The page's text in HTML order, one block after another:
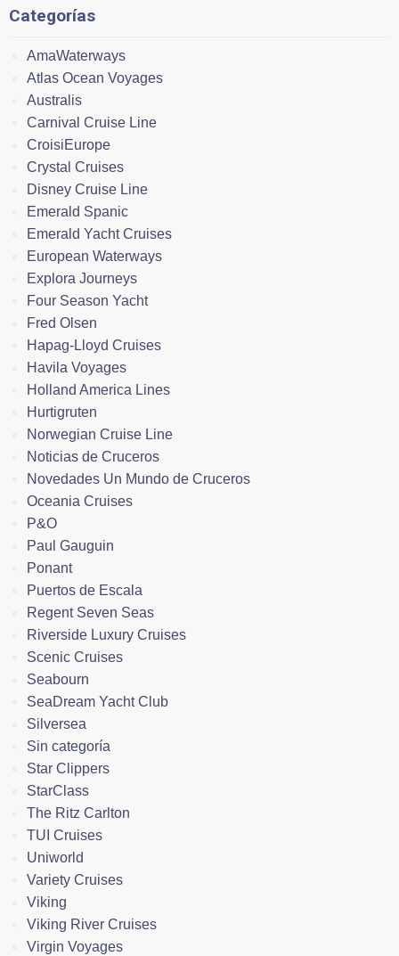
Categorías
AmaWaterways
Atlas Ocean Voyages
Australis
Carnival Cruise Line
CroisiEurope
Crystal Cruises
Disney Cruise Line
Emerald Spanic
Emerald Yacht Cruises
European Waterways
Explora Journeys
Four Season Yacht
Fred Olsen
Hapag-Lloyd Cruises
Havila Voyages
Holland America Lines
Hurtigruten
Norwegian Cruise Line
Noticias de Cruceros
Novedades Un Mundo de Cruceros
Oceania Cruises
P&O
Paul Gauguin
Ponant
Puertos de Escala
Regent Seven Seas
Riverside Luxury Cruises
Scenic Cruises
Seabourn
SeaDream Yacht Club
Silversea
Sin categoría
Star Clippers
StarClass
The Ritz Carlton
TUI Cruises
Uniworld
Variety Cruises
Viking
Viking River Cruises
Virgin Voyages